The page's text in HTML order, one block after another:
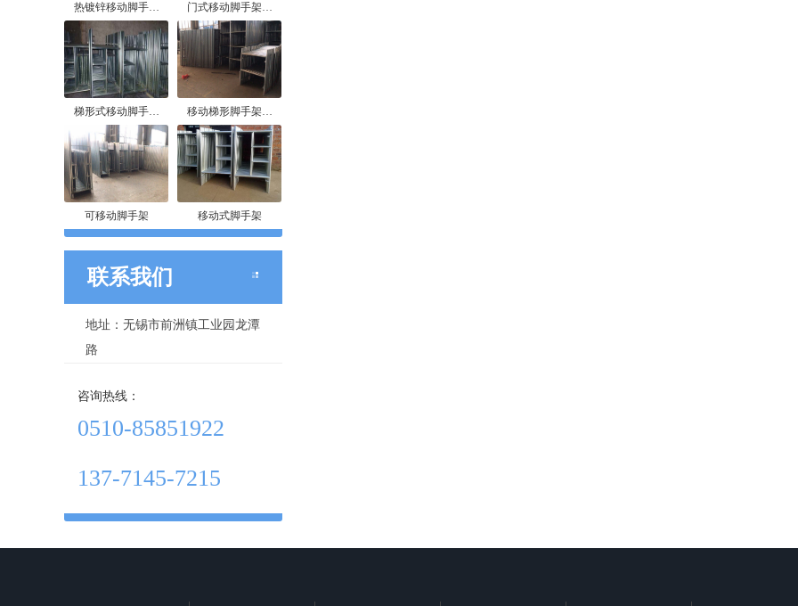
热镀锌移动脚手… 门式移动脚手架…
梯形式移动脚手… 移动梯形脚手架…
可移动脚手架 移动式脚手架
联系我们
地址：无锡市前洲镇工业园龙潭
路
咨询热线：
0510-85851922
137-7145-7215